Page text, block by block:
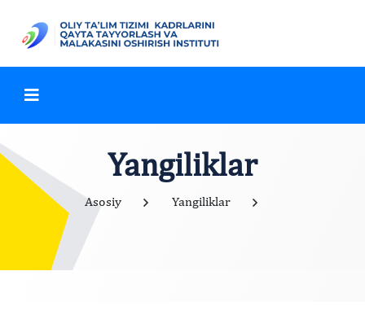
Yangiliklar
Asosiy Yangiliklar